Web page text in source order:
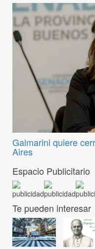
Galmarini quiere
Aires
Espacio Publicitario
Te pueden interesar